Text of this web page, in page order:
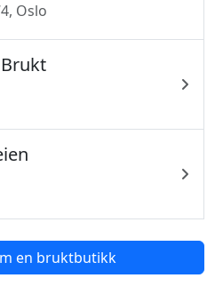
Oslo
en bruktbutikk